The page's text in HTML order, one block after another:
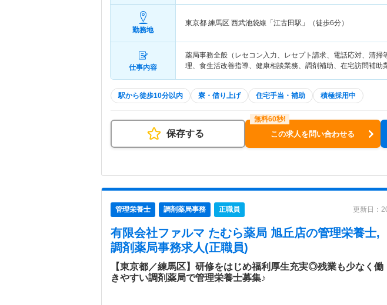
勤務地
東京都 練馬区 西武池袋線「江古田駅」（徒歩6分）
仕事内容
薬局事務全般（レセコン入力、レセプト請求、電話応対、清掃
理、食生活改善指導、健康相談業務、調剤補助、在宅訪問補助
駅から徒歩10分以内 寮・借り上げ 住宅手当・補助 積極採用中
保存する この求人を問い合わせる
管理栄養士 調剤薬局事務 正職員 更新日：
有限会社ファルマ たむら薬局 旭丘店の管理栄養士,
調剤薬局事務求人(正職員)
【東京都／練馬区】研修をはじめ福利厚生充実◎残業も少なく働
きやすい調剤薬局で管理栄養士募集♪